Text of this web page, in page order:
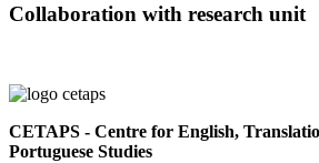
Collaboration with research unit
CETAPS - Centre for English,
Portuguese Studies